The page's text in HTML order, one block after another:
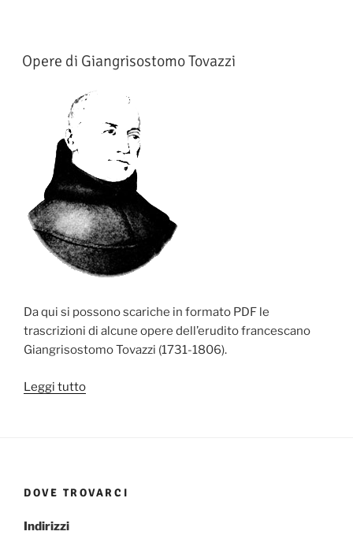
Opere di Giangrisostomo Tovazzi
Da qui si possono scariche in formato PDF le
trascrizioni di alcune opere dell’erudito francescano
Giangrisostomo Tovazzi (1731-1806).
Leggi tutto“Opere
DOVE TROVARCI
Indirizzi